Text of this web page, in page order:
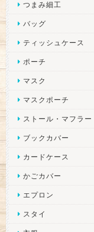
つまみ細工
バッグ
ティッシュケース
ポーチ
マスク
マスクポーチ
ストール・マフラー
ブックカバー
カードケース
かごカバー
エプロン
スタイ